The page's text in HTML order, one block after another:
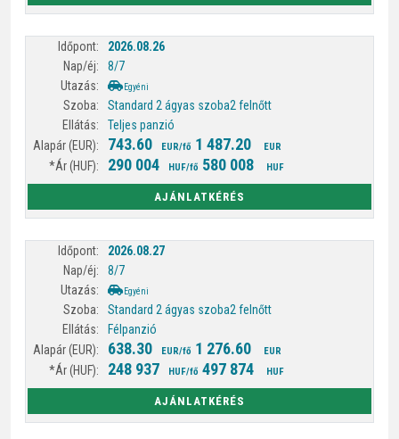
2026.08.26
8/7
Egyéni
Standard 2 ágyas szoba2 felnőtt
Teljes panzió
743.60 EUR/fő 1 487.20 EUR
290 004 HUF/fő 580 008 HUF
AJÁNLATKÉRÉS
2026.08.27
8/7
Egyéni
Standard 2 ágyas szoba2 felnőtt
Félpanzió
638.30 EUR/fő 1 276.60 EUR
248 937 HUF/fő 497 874 HUF
AJÁNLATKÉRÉS